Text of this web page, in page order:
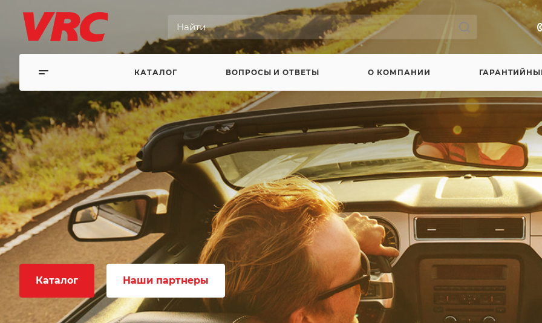
КАТАЛОГ ВОПРОСЫ И ОТВЕТЫ О КОМПАНИИ
Каталог Наши партнеры